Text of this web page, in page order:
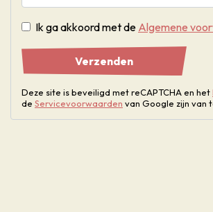
Ik ga akkoord met de Algemene
Verzenden
Deze site is beveiligd met reCAPTCHA en het
de Servicevoorwaarden van Google zijn van